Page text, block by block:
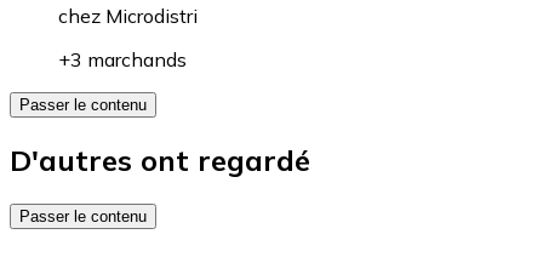
chez Microdistri
+3 marchands
Passer le contenu
D'autres ont regardé
Passer le contenu